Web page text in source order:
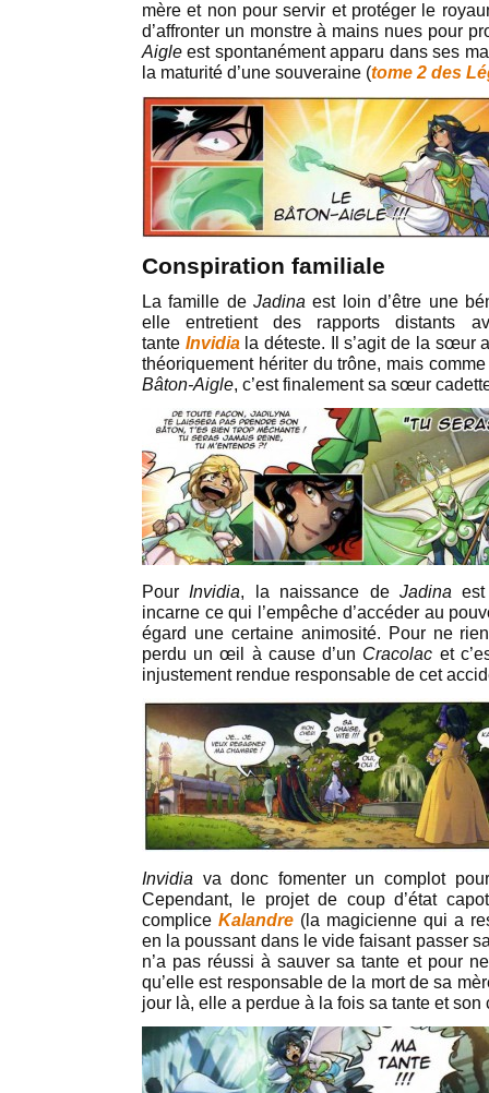
mère et non pour servir et protéger le
d’affronter un monstre à mains nues pour
Aigle est spontanément apparu dans ses
la maturité d’une souveraine (tome 2 des
Conspiration familiale
La famille deJadina est loin d’être une
elle entretient des rapports distants
tante Invidia la déteste. Il s’agit de la sœur
théoriquement hériter du trône, mais
Bâton-Aigle, c’est finalement sa sœur
Pour Invidia, la naissance deJadina
incarne ce qui l’empêche d’accéder au
égard une certaine animosité. Pour ne
perdu un œil à cause d’un Cracolac et
injustement rendue responsable de cet
Invidia va donc fomenter un complot
Cependant, le projet de coup d’état
complice Kalandre (la magicienne qui a
en la poussant dans le vide faisant passer
n’a pas réussi à sauver sa tante et pour
qu’elle est responsable de la mort de sa
jour là, elle a perdue à la fois sa tante et son